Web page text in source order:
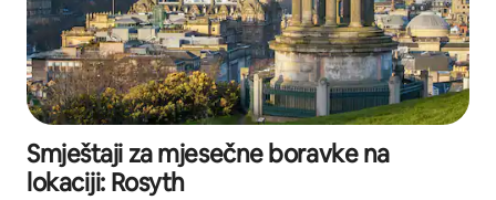
Smještaji za mjesečne boravke na
lokaciji: Rosyth